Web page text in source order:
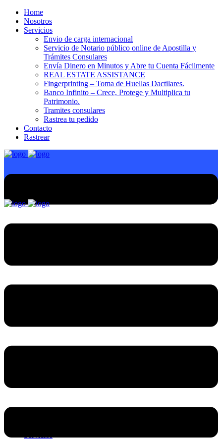
Home
Nosotros
Servicios
Envio de carga internacional
Servicio de Notario público online de Apostilla y
Trámites Consulares
Envía Dinero en Minutos y Abre tu Cuenta Fácilmente
REAL ESTATE ASSISTANCE
Fingerprinting – Toma de Huellas Dactilares.
Banco Infinito – Crece, Protege y Multiplica tu
Patrimonio.
Tramites consulares
Rastrea tu pedido
Contacto
Rastrear